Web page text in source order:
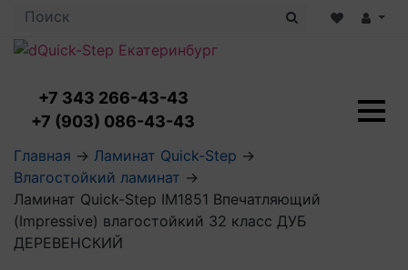
+7 343 266-43-43
+7 (903) 086-43-43
Влагостойкий ламинат
LOC FLOOR PLUS
LOC FLOOR FANCY
LOC FLOOR ARCTIC
Кварцвиниловая плитка с укладкой
Клеевая кварцвиниловая плитка
Плинтус
Главная → Ламинат Quick-Step →
Влагостойкий ламинат →
Ламинат Quick-Step IM1851 Впечатляющий
(Impressive) влагостойкий 32 класс ДУБ
ДЕРЕВЕНСКИЙ